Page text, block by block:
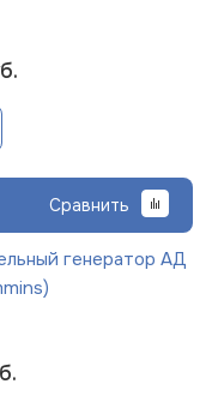
Сравнить
генератор АД